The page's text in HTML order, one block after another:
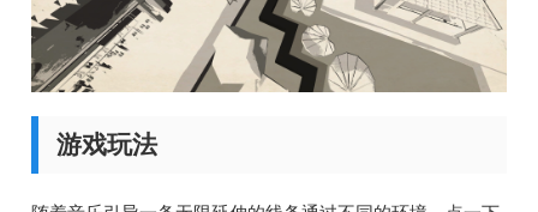
游戏玩法